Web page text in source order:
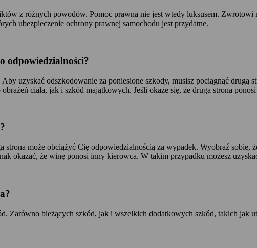
z różnych powodów. Pomoc prawna nie jest wtedy luksusem. Zwrotowi
ubezpieczenie ochrony prawnej samochodu jest przydatne.
odpowiedzialności?
uzyskać odszkodowanie za poniesione szkody, musisz pociągnąć
ciała, jak i szkód majątkowych. Jeśli okaże się, że druga strona
może obciążyć Cię odpowiedzialnością za wypadek. Wyobraź sobie,
okazać, że winę ponosi inny kierowca. W takim przypadku możesz
Zarówno bieżących szkód, jak i wszelkich dodatkowych szkód, takich jak